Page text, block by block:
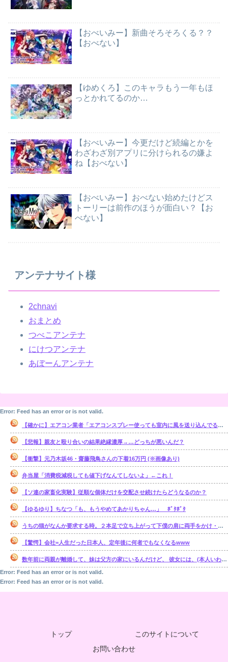
【おべいみー】新曲そろそろくる？？
【おべない】
【ゆめくろ】このキャラもう一年もほ
っとかれてるのか…
【おべいみー】今更だけど続編とかを
わざわざ別アプリに分けられるの嫌よ
ね【おべない】
【おべいみー】おべない始めたけどス
トーリーは前作のほうが面白い？【お
べない】
アンテナサイト様
2chnavi
おまとめ
つべこアンテナ
にけつアンテナ
あぼーんアンテナ
Error: Feed has an error or is not valid.
【確かに】エアコン業者「エアコンスプレー使っても室内に風を送り込んでるファンは汚いままですよ」
【悲報】親友と殴り合いの結果絶縁濃厚→…どっちが悪いんだ？
【衝撃】元乃木坂46・齋藤飛鳥さんの下着16万円 (※画像あり)
弁当屋「消費税減税しても値下げなんてしないよ」←これ！
【ソ連の家畜化実験】従順な個体だけを交配させ続けたらどうなるのか？
【ゆるゆり】ちなつ「も、もうやめてあかりちゃん…」 ﾎﾞﾀﾎﾞﾀ
うちの猫がなんか要求する時。２本足で立ち上がって下僕の肩に両手をかけ・・・【再】
【驚愕】会社=人生だった日本人、定年後に何者でもなくなるwww
数年前に両親が離婚して、妹は父方の家にいるんだけど、 彼女には、(本人いわく)霊感があるらしい。【再】
Error: Feed has an error or is not valid.
Error: Feed has an error or is not valid.
トップ
このサイトについて
お問い合わせ